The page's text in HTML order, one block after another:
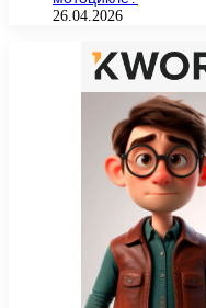
26.04.2026